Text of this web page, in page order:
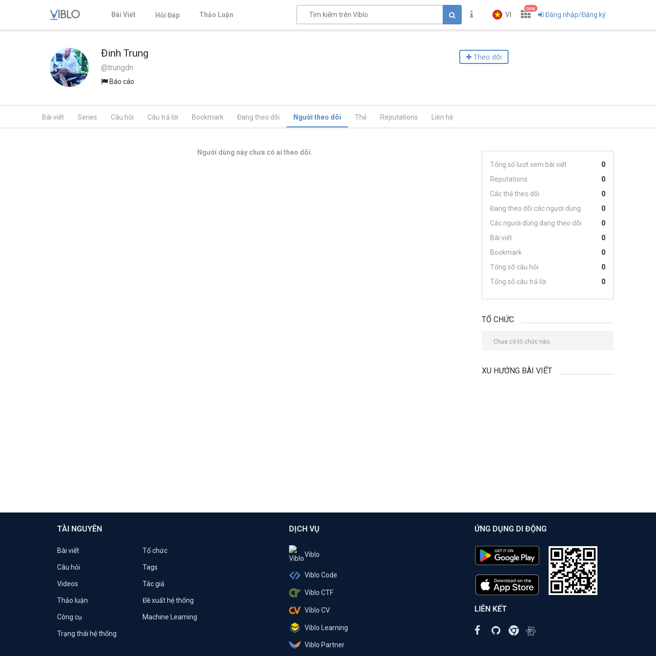
Bài Viết Hỏi Đáp Thảo Luận VI
new
Đăng nhập/Đăng ký
Đinh Trung
@trungdn
Báo cáo
Theo dõi
Bài viết Series Câu hỏi Câu trả lời Bookmark Đang theo dõi Người theo dõi Thẻ Reputations Liên hệ
Người dùng này chưa có ai theo dõi.
Tổng số lượt xem bài viết
0
Reputations
0
Các thẻ theo dõi
0
Đang theo dõi các người dùng
0
Các người dùng đang theo dõi
0
Bài viết
0
Bookmark
0
Tổng số câu hỏi
0
Tổng số câu trả lời
0
TỔ CHỨC
Chưa có tổ chức nào.
XU HƯỚNG BÀI VIẾT
TÀI NGUYÊN
Bài viết Tổ chức
Câu hỏi Tags
Videos Tác giả
Thảo luận Đề xuất hệ thống
Công cụ Machine Learning
Trạng thái hệ thống
DỊCH VỤ
Viblo
Viblo Code
Viblo CTF
Viblo CV
Viblo Learning
Viblo Partner
ỨNG DỤNG DI ĐỘNG
LIÊN KẾT